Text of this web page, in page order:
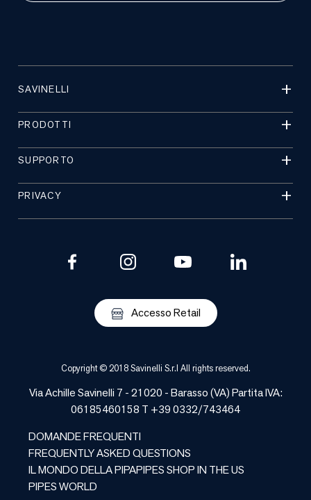
SAVINELLI
PRODOTTI
SUPPORTO
PRIVACY
Accesso Retail
Copyright © 2018 Savinelli S.r.l All rights reserved.
Via Achille Savinelli 7 - 21020 -Barasso(VA) Partita IVA:
06185460158 T +39 0332/743464
DOMANDE FREQUENTI
FREQUENTLY ASKED QUESTIONS
IL MONDO DELLA PIPAPIPES SHOP IN THE US
PIPES WORLD